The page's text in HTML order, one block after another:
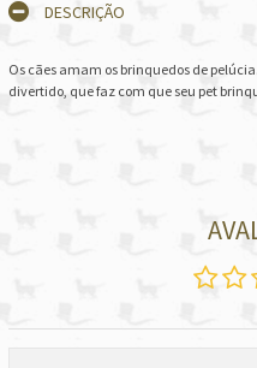
DESCRIÇÃO
Os cães amam os brinquedos de
divertido, que faz com que seu pet